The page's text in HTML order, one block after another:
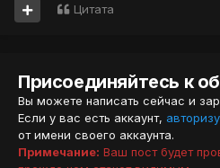
Цитата
Присоединяйтесь к
Вы можете написать сейчас и
Если у вас есть аккаунт,
от имени своего аккаунта.
Примечание: Ваш пост будет